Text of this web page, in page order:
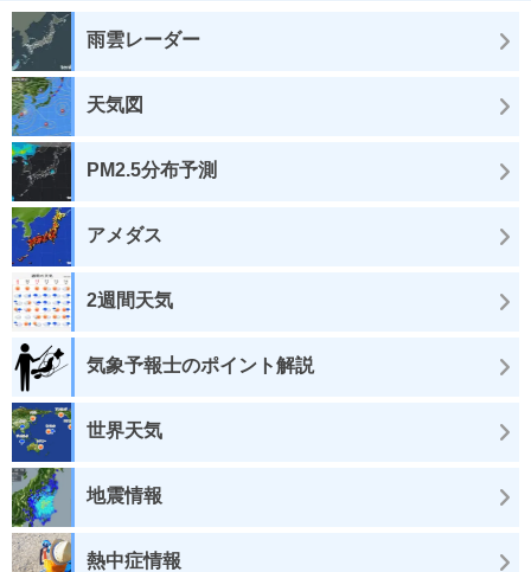
雨雲レーダー
天気図
PM2.5分布予測
アメダス
2週間天気
気象予報士のポイント解説
世界天気
地震情報
熱中症情報